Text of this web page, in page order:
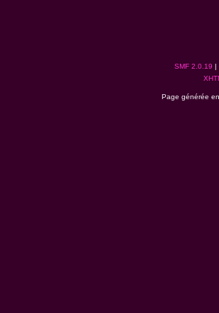
SMF 2.0.19 |
Page générée